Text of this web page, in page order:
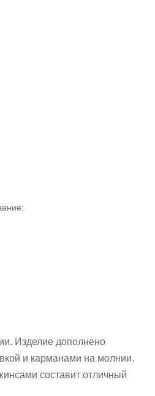
Изделие дополнено
и карманами на молнии.
составит отличный